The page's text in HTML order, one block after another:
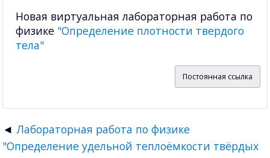
Новая виртуальная лабораторная работа по
физике "Определение плотности твердого
тела"
Постоянная ссылка
Лабораторная работа по физике
"Определение удельной теплоёмкости твёрдых